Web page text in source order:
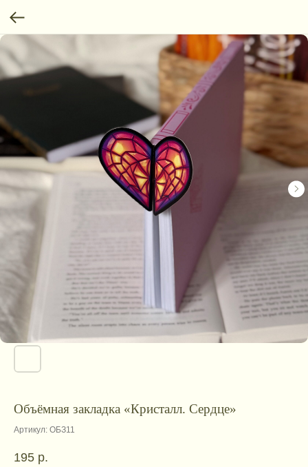
Объёмная закладка «Кристалл. Сердце»
Артикул: ОБЗ11
195 р.